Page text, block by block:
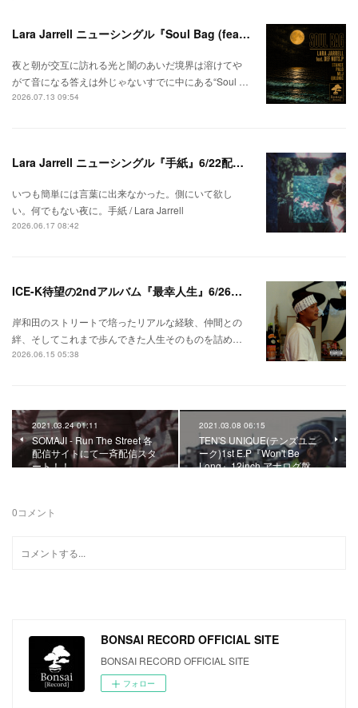
Lara Jarrell ニューシングル『Soul Bag (feat. Def Nuts.p)』配信スタート！
夜と朝が交互に訪れる光と闇のあいだ境界は溶けてや
がて音になる答えは外じゃないすでに中にある“Soul …
2026.07.13 09:54
Lara Jarrell ニューシングル『手紙』6/22配信スタート！
いつも簡単には言葉に出来なかった。側にいて欲し
い。何でもない夜に。手紙 / Lara Jarrell
2026.06.17 08:42
ICE-K待望の2ndアルバム『最幸人生』6/26リリース！
岸和田のストリートで培ったリアルな経験、仲間との
絆、そしてこれまで歩んできた人生そのものを詰め…
2026.06.15 05:38
2021.03.24 01:11
SOMAJI - Run The Street 各
配信サイトにて一斉配信スタ
ート！！
2021.03.08 06:15
TEN'S UNIQUE(テンズユニ
ーク)1st E.P『Won't Be
Long』12inch アナログ盤…
0コメント
BONSAI RECORD OFFICIAL SITE
BONSAI RECORD OFFICIAL SITE
フォロー